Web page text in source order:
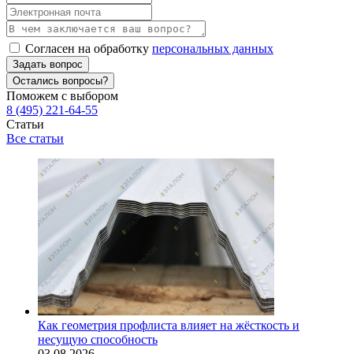
Согласен на обработку персональных данных
Задать вопрос
Остались вопросы?
Поможем с выбором
8 (495) 221-64-55
Статьи
Все статьи
Как геометрия профлиста влияет на жёсткость и
несущую способность